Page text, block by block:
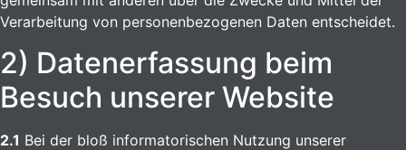
Verarbeitung von personenbezogenen Daten entscheidet.
2) Datenerfassung beim
Besuch unserer Website
2.1 Bei der bloß informatorischen Nutzung unserer